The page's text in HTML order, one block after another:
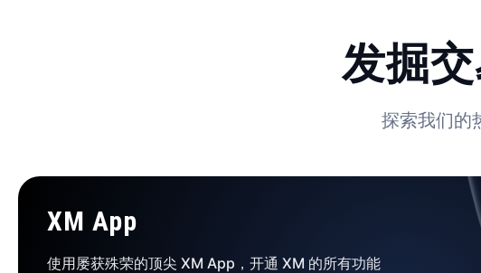
发掘
探索我们的
XM App
使用屡获殊荣的顶尖 XM App，开通 XM 的所有功能